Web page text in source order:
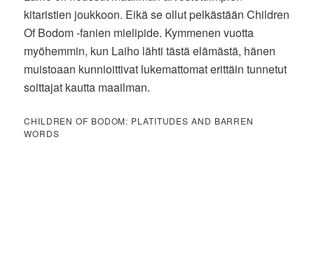
kitaristien joukkoon. Eikä se ollut pelkästään Children
Of Bodom -fanien mielipide. Kymmenen vuotta
myöhemmin, kun Laiho lähti tästä elämästä, hänen
muistoaan kunnioittivat lukemattomat erittäin tunnetut
soittajat kautta maailman.
CHILDREN OF BODOM: PLATITUDES AND BARREN
WORDS